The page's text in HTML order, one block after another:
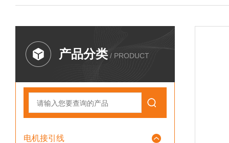
产品分类 / PRODUCT
电机接引线